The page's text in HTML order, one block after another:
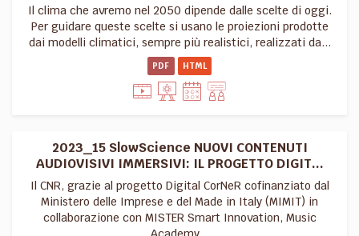
Il clima che avremo nel 2050 dipende dalle scelte di oggi.
Per guidare queste scelte si usano le proiezioni prodotte
dai modelli climatici, sempre più realistici, realizzati da...
PDF HTML
2023_15 SlowScience NUOVI CONTENUTI
AUDIOVISIVI IMMERSIVI: IL PROGETTO DIGIT...
Il CNR, grazie al progetto Digital CorNeR cofinanziato dal
Ministero delle Imprese e del Made in Italy (MIMIT) in
collaborazione con MISTER Smart Innovation, Music